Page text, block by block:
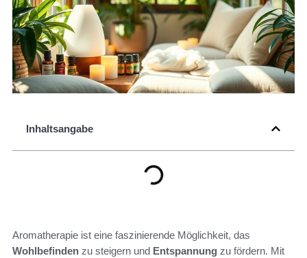
Inhaltsangabe
Aromatherapie ist eine faszinierende Möglichkeit, das
Wohlbefinden zu steigern und Entspannung zu fördern. Mit